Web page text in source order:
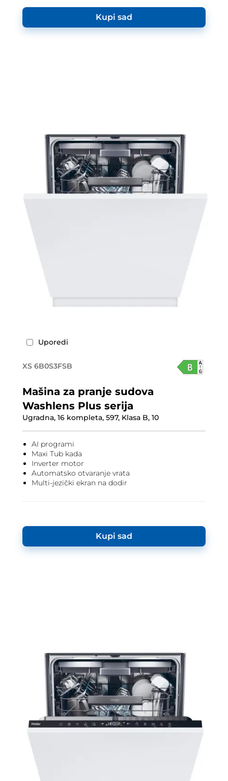
Kupi sad
Uporedi
XS 6B0S3FSB
Mašina za pranje sudova
Washlens Plus serija
Ugradna, 16 kompleta, 597, Klasa B, 10
AI programi
Maxi Tub kada
Inverter motor
Automatsko otvaranje vrata
Multi-jezički ekran na dodir
Kupi sad